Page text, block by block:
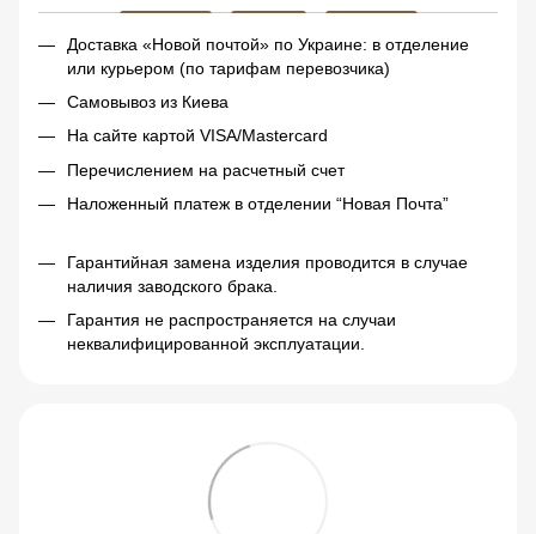
Доставка «Новой почтой» по Украине: в отделение
или курьером (по тарифам перевозчика)
Самовывоз из Киева
На сайте картой VISA/Mastercard
Перечислением на расчетный счет
Наложенный платеж в отделении “Новая Почта”
Гарантийная замена изделия проводится в случае
наличия заводского брака.
Гарантия не распространяется на случаи
неквалифицированной эксплуатации.